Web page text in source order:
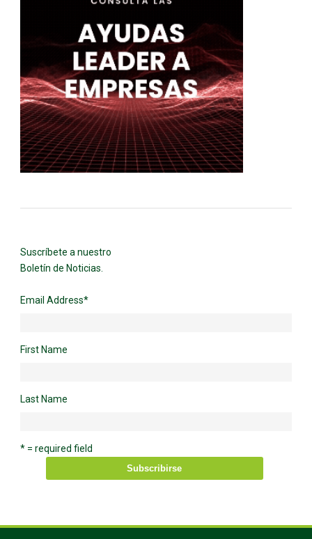
Suscríbete a nuestro
Boletín de Noticias.
Email Address*
First Name
Last Name
* = required field